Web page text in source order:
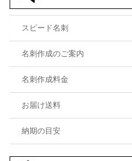
スピード名刺
名刺作成のご案内
名刺作成料金
お届け送料
納期の目安